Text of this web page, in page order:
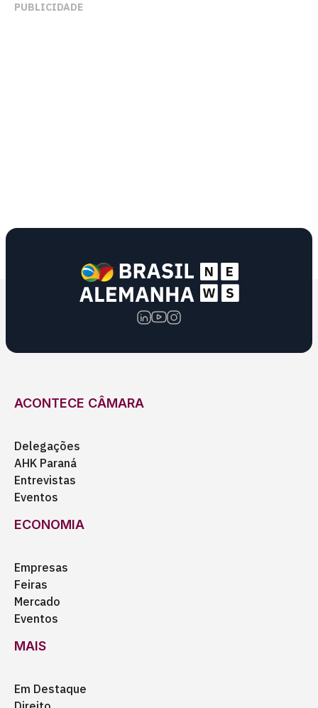
PUBLICIDADE
ACONTECE CÂMARA
Delegações
AHK Paraná
Entrevistas
Eventos
ECONOMIA
Empresas
Feiras
Mercado
Eventos
MAIS
Em Destaque